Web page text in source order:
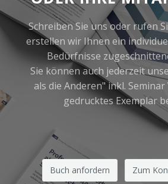
Schreiben Sie uns oder rufen
erstellen wir Ihnen ein
Bedürfnisse
Sie können auch jederzeit
als die Anderen" inkl.
gedrucktes Exemplar
Buch anfordern Zum